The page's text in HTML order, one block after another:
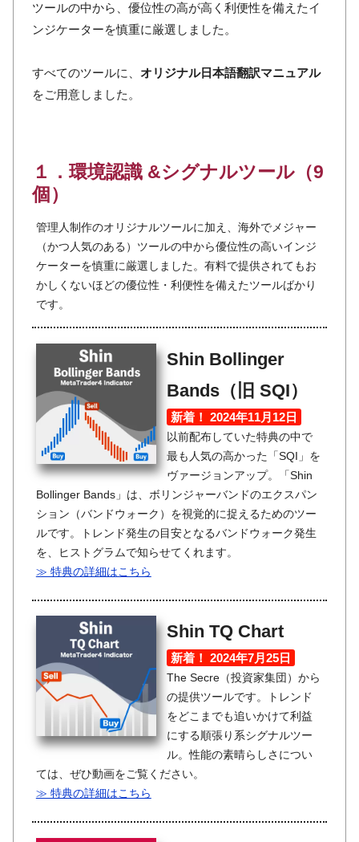
ツールの中から、優位性の高が高く利便性を備えたイ
ンジケーターを慎重に厳選しました。
すべてのツールに、 オリジナル日本語翻訳マニュアル
をご用意しました。
１．環境認識 &シグナルツール（9
個）
管理人制作のオリジナルツールに加え、海外でメジャー
（かつ人気のある）ツールの中から優位性の高いインジ
ケーターを慎重に厳選しました。有料で提供されてもお
かしくないほどの優位性・利便性を備えたツールばかり
です。
Shin Bollinger
Bands（旧 SQI）
新着！ 2024年11月12日
以前配布していた特典の中で
最も人気の高かった「SQI」を
ヴァージョンアップ。「Shin
Bollinger Bands」は、ボリンジャーバンドのエクスパン
ション（バンドウォーク）を視覚的に捉えるためのツー
ルです。トレンド発生の目安となるバンドウォーク発生
を、ヒストグラムで知らせてくれます。
≫ 特典の詳細はこちら
Shin TQ Chart
新着！ 2024年7月25日
The Secre（投資家集団）から
の提供ツールです。トレンド
をどこまでも追いかけて利益
にする順張り系シグナルツー
ル。性能の素晴らしさについ
ては、ぜひ動画をご覧ください。
≫ 特典の詳細はこちら